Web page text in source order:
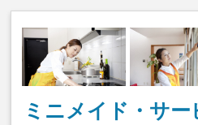
ミニメイド・サ